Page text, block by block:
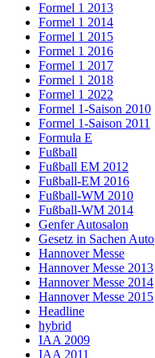
Formel 1 2013
Formel 1 2014
Formel 1 2015
Formel 1 2016
Formel 1 2017
Formel 1 2018
Formel 1 2022
Formel 1-Saison 2010
Formel 1-Saison 2011
Formula E
Fußball
Fußball EM 2012
Fußball-EM 2016
Fußball-WM 2010
Fußball-WM 2014
Genfer Autosalon
Gesetz in Sachen Auto
Hannover Messe
Hannover Messe 2013
Hannover Messe 2014
Hannover Messe 2015
Headline
hybrid
IAA 2009
IAA 2011